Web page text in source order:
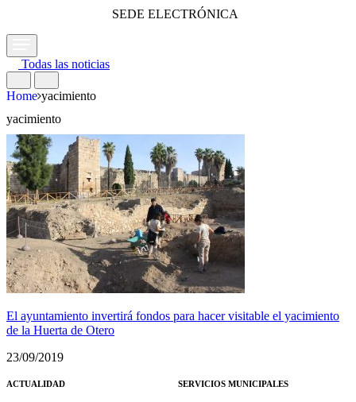
SEDE ELECTRÓNICA
Todas las noticias
Home yacimiento
yacimiento
El ayuntamiento invertirá fondos para hacer visitable el yacimiento
de la Huerta de Otero
23/09/2019
ACTUALIDAD SERVICIOS MUNICIPALES